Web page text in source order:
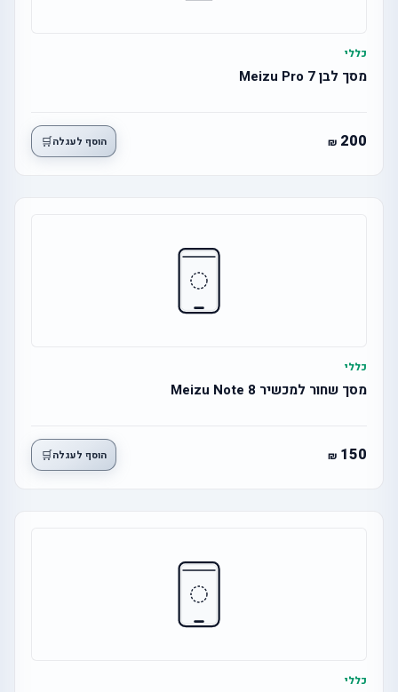
כללי
מסך לבן Meizu Pro 7
200 הוסף לעגלה🛒
כללי
מסך שחור למכשיר 8 Meizu Note
150 הוסף לעגלה🛒
כללי